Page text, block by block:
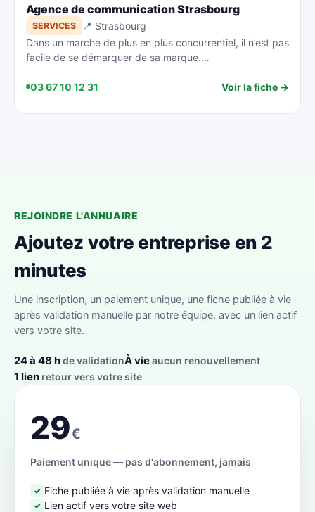
Agence de communication Strasbourg
SERVICES
📍 Strasbourg
Dans un marché de plus en plus concurrentiel, il n’est pas
facile de se démarquer de sa marque.…
03 67 10 12 31 Voir la fiche →
REJOINDRE L'ANNUAIRE
Ajoutez votre entreprise en 2
minutes
Une inscription, un paiement unique, une fiche publiée à vie
après validation manuelle par notre équipe, avec un lien actif
vers votre site.
24 à 48 hde validationÀ vieaucun renouvellement
1 lien retour vers votre site
29€
Paiement unique — pas d'abonnement, jamais
✓ Fiche publiée à vie après validation manuelle
✓ Lien actif vers votre site web